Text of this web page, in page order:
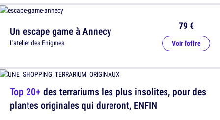
Top 20+ des terrariums les plus insolites, pour des
plantes originales qui dureront, ENFIN
Un escape game à Annecy
L'atelier des Enigmes
79 €
Voir l'offre